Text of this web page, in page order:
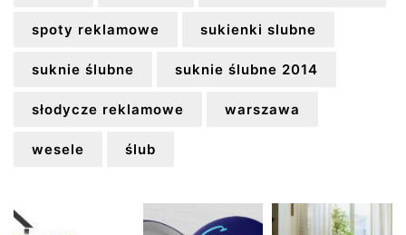
spoty reklamowe sukienki slubne
suknie ślubne suknie ślubne 2014
słodycze reklamowe warszawa
wesele ślub